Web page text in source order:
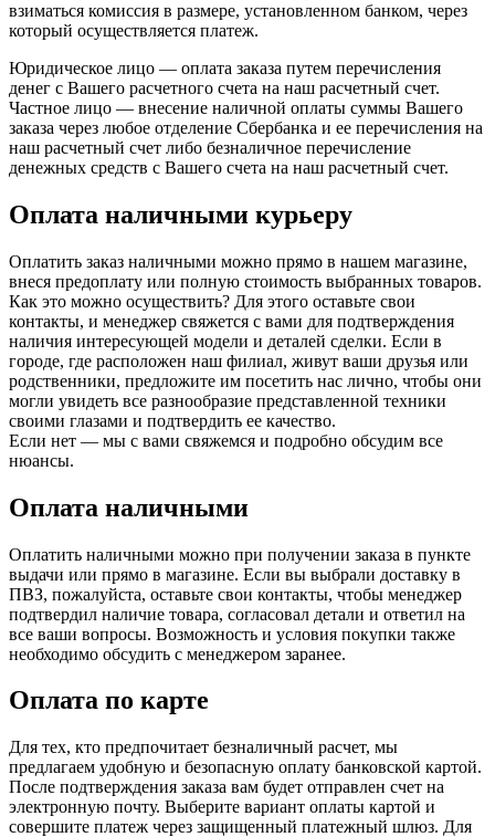
взиматься комиссия в размере, установленном банком, через
который осуществляется платеж.
Юридическое лицо — оплата заказа путем перечисления
денег с Вашего расчетного счета на наш расчетный счет.
Частное лицо — внесение наличной оплаты суммы Вашего
заказа через любое отделение Сбербанка и ее перечисления на
наш расчетный счет либо безналичное перечисление
денежных средств с Вашего счета на наш расчетный счет.
Оплата наличными курьеру
Оплатить заказ наличными можно прямо в нашем магазине,
внеся предоплату или полную стоимость выбранных товаров.
Как это можно осуществить? Для этого оставьте свои
контакты, и менеджер свяжется с вами для подтверждения
наличия интересующей модели и деталей сделки. Если в
городе, где расположен наш филиал, живут ваши друзья или
родственники, предложите им посетить нас лично, чтобы они
могли увидеть все разнообразие представленной техники
своими глазами и подтвердить ее качество.
Если нет — мы с вами свяжемся и подробно обсудим все
нюансы.
Оплата наличными
Оплатить наличными можно при получении заказа в пункте
выдачи или прямо в магазине. Если вы выбрали доставку в
ПВЗ, пожалуйста, оставьте свои контакты, чтобы менеджер
подтвердил наличие товара, согласовал детали и ответил на
все ваши вопросы. Возможность и условия покупки также
необходимо обсудить с менеджером заранее.
Оплата по карте
Для тех, кто предпочитает безналичный расчет, мы
предлагаем удобную и безопасную оплату банковской картой.
После подтверждения заказа вам будет отправлен счет на
электронную почту. Выберите вариант оплаты картой и
совершите платеж через защищенный платежный шлюз. Для